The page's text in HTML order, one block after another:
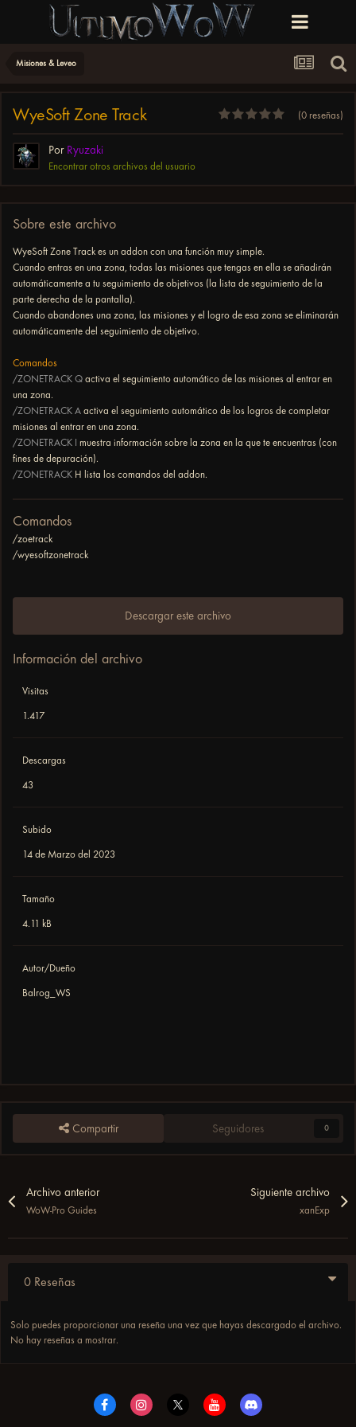
Misiones & Leveo
WyeSoft Zone Track (0 reseñas)
Por Ryuzaki
Encontrar otros archivos del usuario
Sobre este archivo
WyeSoft Zone Track es un addon con una función muy simple.
Cuando entras en una zona, todas las misiones que tengas en ella se añadirán
automáticamente a tu seguimiento de objetivos (la lista de seguimiento de la
parte derecha de la pantalla).
Cuando abandones una zona, las misiones y el logro de esa zona se eliminarán
automáticamente del seguimiento de objetivo.
Comandos
/ZONETRACK Q activa el seguimiento automático de las misiones al entrar en
una zona.
/ZONETRACK A activa el seguimiento automático de los logros de completar
misiones al entrar en una zona.
/ZONETRACK I muestra información sobre la zona en la que te encuentras (con
fines de depuración).
/ZONETRACK H lista los comandos del addon.
Comandos
/zoetrack
/wyesoftzonetrack
Descargar este archivo
Información del archivo
Visitas
1.417
Descargas
43
Subido
14 de Marzo del 2023
Tamaño
4.11 kB
Autor/Dueño
Balrog_WS
Compartir Seguidores 0
Archivo anterior
WoW-Pro Guides
Siguiente archivo
xanExp
0 Reseñas
Solo puedes proporcionar una reseña una vez que hayas descargado el archivo.
No hay reseñas a mostrar.